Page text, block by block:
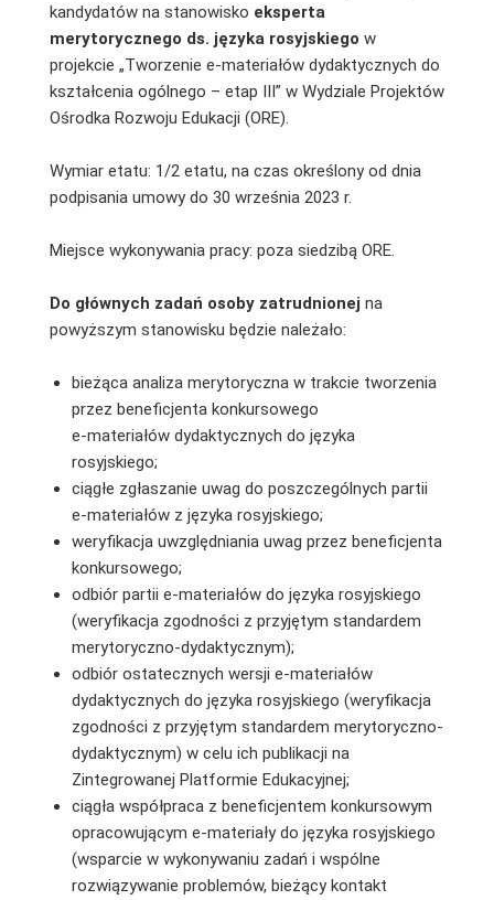
kandydatów na stanowisko eksperta
merytorycznego ds. języka rosyjskiego w
projekcie „Tworzenie e-materiałów dydaktycznych do
kształcenia ogólnego – etap III” w Wydziale Projektów
Ośrodka Rozwoju Edukacji (ORE).
Wymiar etatu: 1/2 etatu, na czas określony od dnia
podpisania umowy do 30 września 2023 r.
Miejsce wykonywania pracy: poza siedzibą ORE.
Do głównych zadań osoby zatrudnionej na
powyższym stanowisku będzie należało:
bieżąca analiza merytoryczna w trakcie tworzenia
przez beneficjenta konkursowego
e-materiałów dydaktycznych do języka
rosyjskiego;
ciągłe zgłaszanie uwag do poszczególnych partii
e-materiałów z języka rosyjskiego;
weryfikacja uwzględniania uwag przez beneficjenta
konkursowego;
odbiór partii e-materiałów do języka rosyjskiego
(weryfikacja zgodności z przyjętym standardem
merytoryczno-dydaktycznym);
odbiór ostatecznych wersji e-materiałów
dydaktycznych do języka rosyjskiego (weryfikacja
zgodności z przyjętym standardem merytoryczno-
dydaktycznym) w celu ich publikacji na
Zintegrowanej Platformie Edukacyjnej;
ciągła współpraca z beneficjentem konkursowym
opracowującym e-materiały do języka rosyjskiego
(wsparcie w wykonywaniu zadań i wspólne
rozwiązywanie problemów, bieżący kontakt